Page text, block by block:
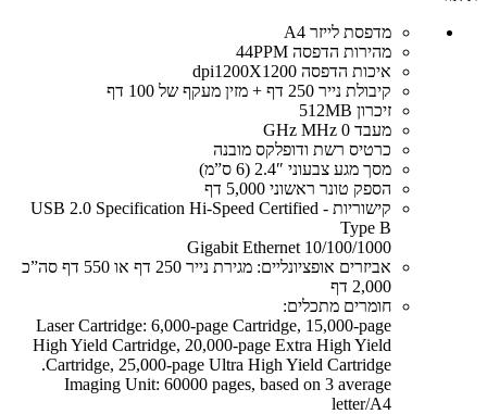
מדפסת לייזר A4
מהירות הדפסה 44PPM
איכות הדפסה dpi1200X1200
קיבולת נייר 250 דף + מזין מעקף של 100 דף
זיכרון 512MB
מעבד 0 GHz MHz
כרטיס רשת ודופלקס מובנה
מסך מגע צבעוני 2.4″ (6 ס”מ)
הספק טונר ראשוני 5,000 דף
קישוריות USB 2.0 Specification Hi-Speed Certified -
Type B
Gigabit Ethernet 10/100/1000
אביזרים אופציונליים: מגירת נייר 250 דף או 550 דף סה”כ
2,000 דף
חומרים מתכלים:
Laser Cartridge: 6,000-page Cartridge, 15,000-page
High Yield Cartridge, 20,000-page Extra High Yield
Cartridge, 25,000-page Ultra High Yield Cartridge.
Imaging Unit: 60000 pages, based on 3 average
letter/A4